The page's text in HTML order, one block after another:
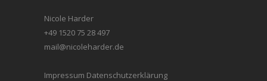
Nicole Harder
+49 1520 75 28 497
mail@nicoleharder.de
Impressum Datenschutzerklärung